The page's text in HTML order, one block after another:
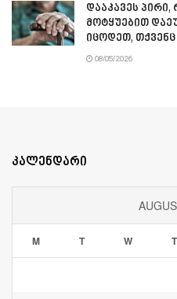
დააკავეს
მოტყუებით
იცოდეთ,
08/05/2026
კალენდარი
M T W T